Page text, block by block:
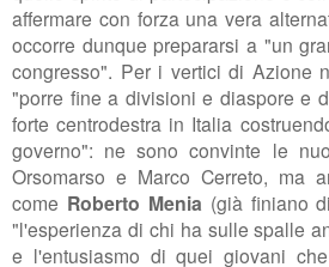
affermare con forza una vera
occorre dunque prepararsi a "un
congresso". Per i vertici di Azione
"porre fine a divisioni e diaspore e
forte centrodestra in Italia
governo": ne sono convinte le
Orsomarso e Marco Cerreto, ma
come Roberto Menia (già finiano
"l'esperienza di chi ha sulle spalle
e l'entusiasmo di quei giovani